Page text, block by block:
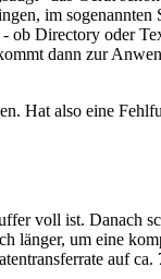
im
ob Directory oder
dann zur
Hat also eine
voll ist. Danach
um eine
auf ca.